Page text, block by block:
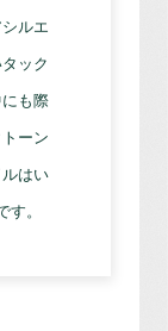
ルエ
ック
も際
ーン
はい
。